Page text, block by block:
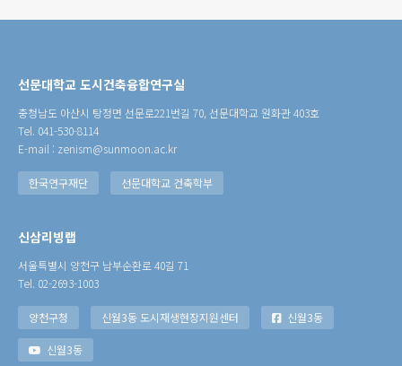
선문대학교 도시건축융합연구실
충청남도 아산시 탕정면 선문로221번길 70, 선문대학교 원화관 403호
Tel. 041-530-8114
E-mail : zenism@sunmoon.ac.kr
한국연구재단 선문대학교 건축학부
신삼리빙랩
서울특별시 양천구 남부순환로 40길 71
Tel. 02-2693-1003
양천구청 신월3동 도시재생현장지원센터 신월3동
신월3동